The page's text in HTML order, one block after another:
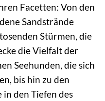
Facetten: Von den
Sandstrände
Stürmen, die
die Vielfalt der
Seehunden, die sich
bis hin zu den
den Tiefen des